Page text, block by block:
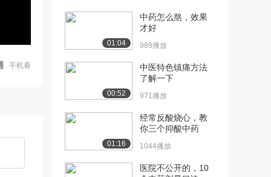
手机看
01:04
中药怎么熬，效果
才好
989播放
00:52
中医特色镇痛方法
了解一下
971播放
01:16
经常反酸烧心，教
你三个抑酸中药
1044播放
医院不公开的，10